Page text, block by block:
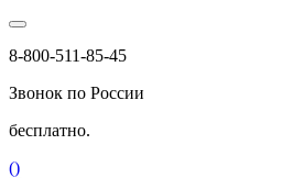
8-800-511-85-45
Звонок по России
бесплатно.
()